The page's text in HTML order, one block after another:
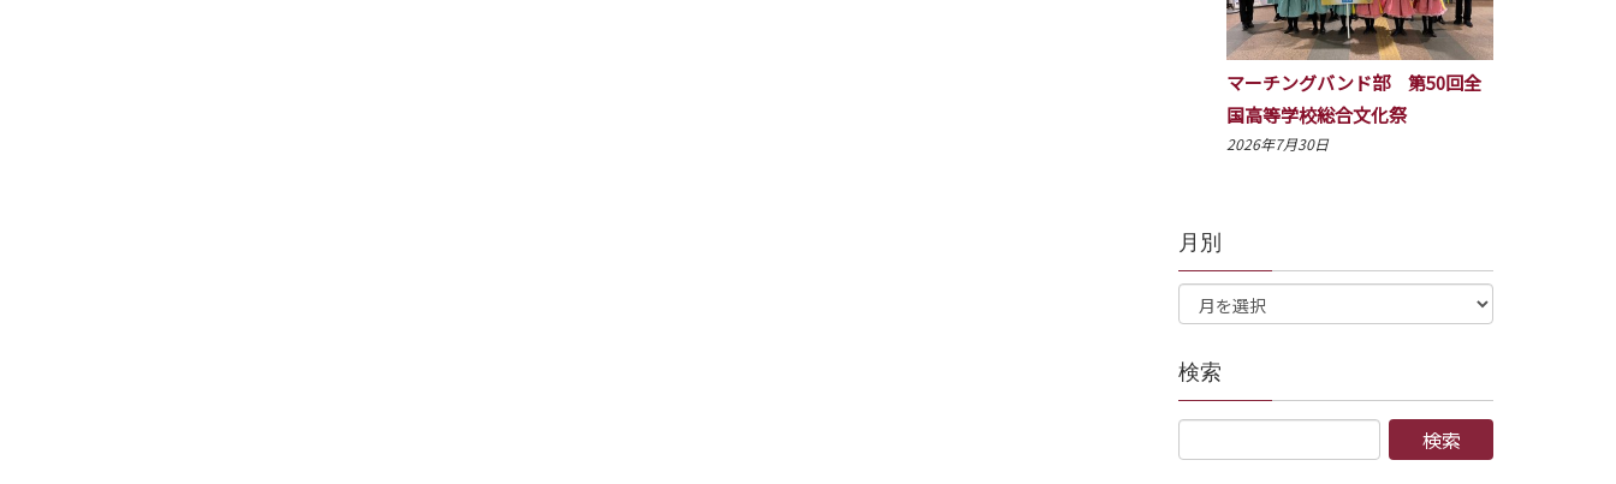
マーチングバンド部 第50回全
国高等学校総合文化祭
2026年7月30日
月別
検索